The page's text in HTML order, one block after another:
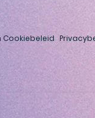
Cookiebeleid